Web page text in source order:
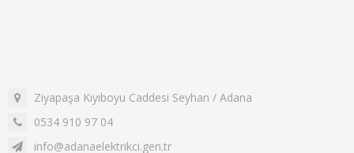
Ziyapaşa Kıyıboyu Caddesi Seyhan / Adana
0534 910 97 04
info@adanaelektrikci.gen.tr